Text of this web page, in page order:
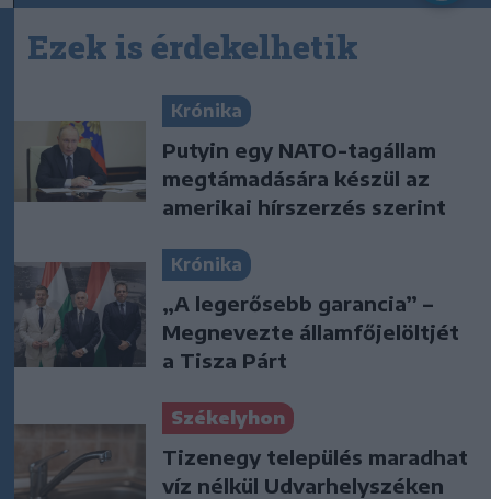
Ezek is érdekelhetik
Krónika
Putyin egy NATO-tagállam
megtámadására készül az
amerikai hírszerzés szerint
Krónika
„A legerősebb garancia” –
Megnevezte államfőjelöltjét
a Tisza Párt
Székelyhon
Tizenegy település maradhat
víz nélkül Udvarhelyszéken